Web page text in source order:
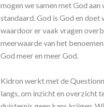
mogen we samen met God
standaard. God is God en
waardoor er vaak vragen
meerwaarde van het
God meer en meer God.
Kidron werkt met de
langs, om inzicht en overzicht